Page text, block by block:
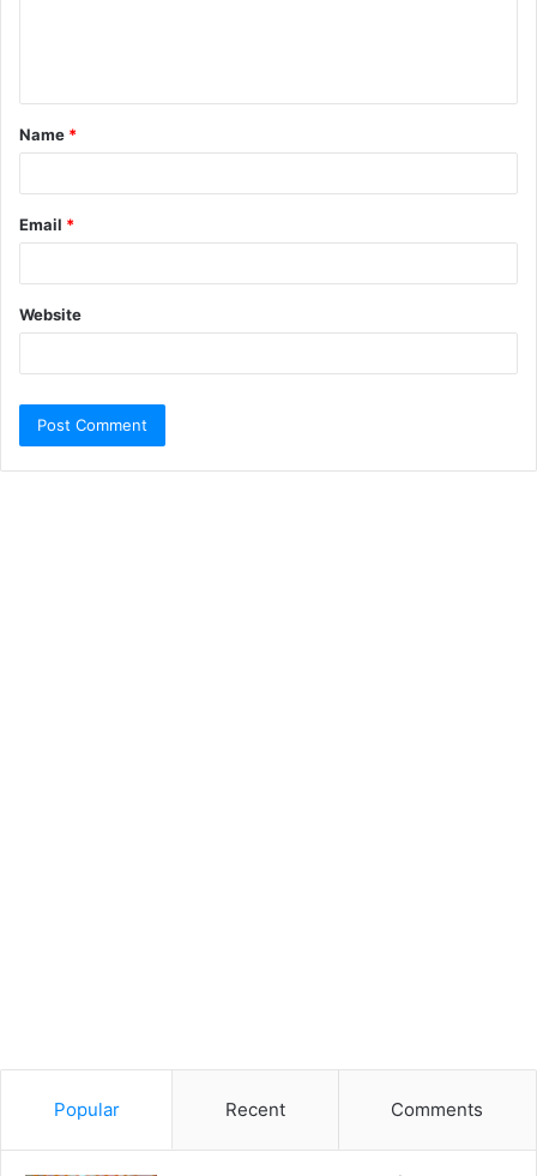
Name *
Email *
Website
Popular Recent Comments